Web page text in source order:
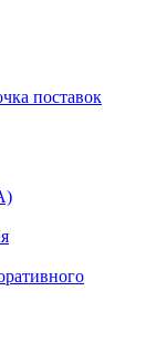
поставок